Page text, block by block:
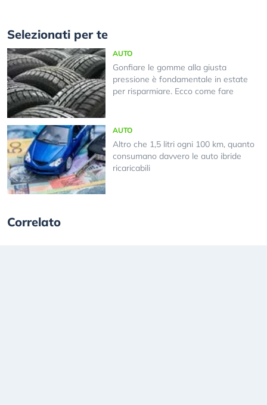
Selezionati per te
AUTO
Gonfiare le gomme alla giusta
pressione è fondamentale in estate
per risparmiare. Ecco come fare
AUTO
Altro che 1,5 litri ogni 100 km, quanto
consumano davvero le auto ibride
ricaricabili
Correlato